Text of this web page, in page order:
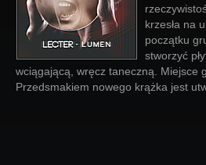
krzesła na
początku
stworzyć
wciągającą, wręcz taneczną. Miejsce
Przedsmakiem nowego krążka jest